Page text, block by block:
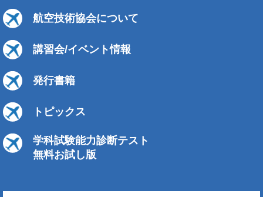
航空技術協会について
講習会/イベント情報
発行書籍
トピックス
学科試験能力診断テスト
無料お試し版